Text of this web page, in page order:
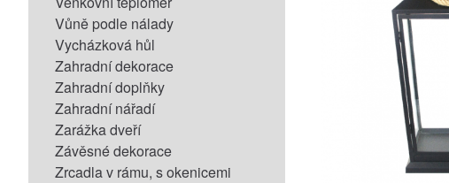
Vůně podle nálady
Vycházková hůl
Zahradní dekorace
Zahradní doplňky
Zahradní nářadí
Zarážka dveří
Závěsné dekorace
Zrcadla v rámu, s okenicemi